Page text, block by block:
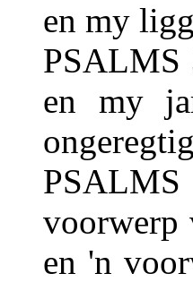
en my
PSALMS
en my
voorwerp
en 'n